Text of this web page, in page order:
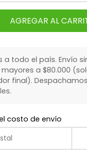
AGREGAR AL
a todo el país. Envío
a $80.000
final).
costo de envío